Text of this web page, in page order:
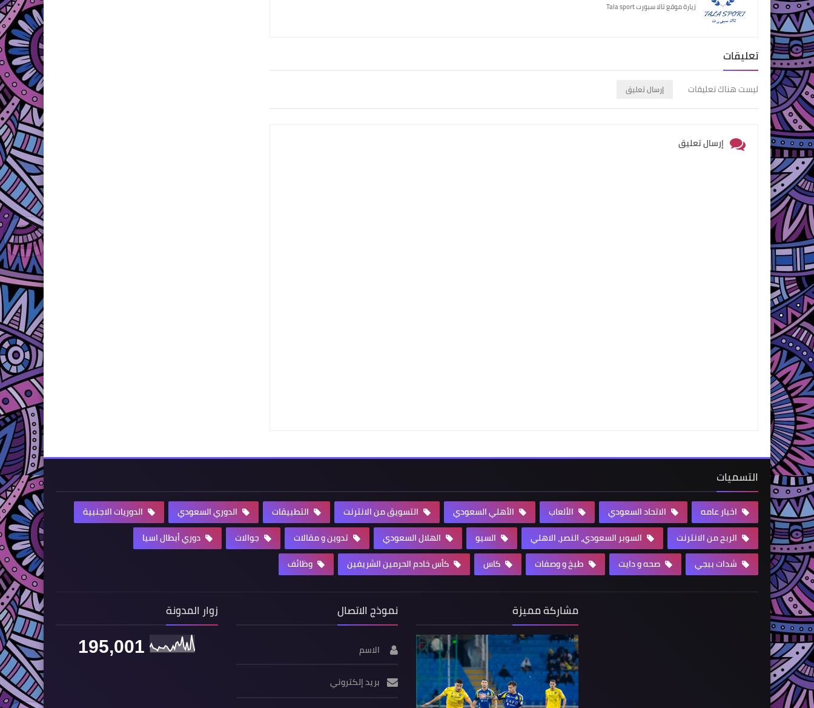
زيارة موقع تالا سبورت Tala sport
تعليقات
ليست هناك تعليقات إرسال تعليق
إرسال تعليق
التسميات
اخبار عامه الاتحاد السعودي الألعاب الأهلي السعودي التسويق من الانترنت التطبيقات الدوري السعودي
الدوريات الاجنبية
الربح من الانترنت
السوبر السعودي، النصر، الاهلي السيو الهلال السعودي تدوين و مقالات جوالات
دوري أبطال اسيا
شدات ببجي
صحه و دايت طبخ و وصفات كاس كأس خادم الحرمين الشريفين وظائف
مشاركة مميزة نموذج الاتصال
الاسم
بريد إلكتروني
زوار المدونة
195,001